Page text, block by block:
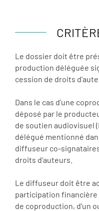
Le dossier doit être
production déléguée
cession de droits
Dans le cas d’une
déposé par le
de soutien audiovisuel
délégué mentionné
diffuseur co-
droits d’auteurs.
Le diffuseur doit être
participation
de coproduction, d'un